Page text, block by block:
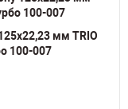
мм TRIO
100-007